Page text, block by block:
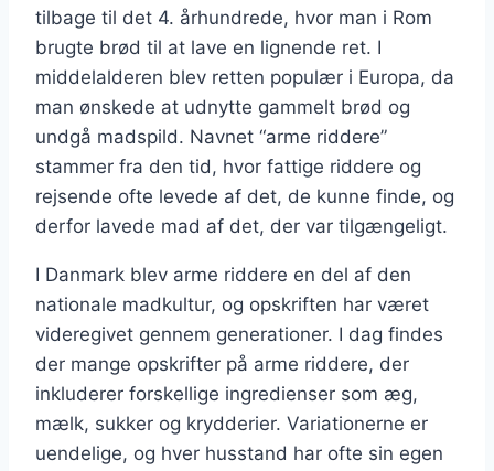
tilbage til det 4. århundrede, hvor man i Rom
brugte brød til at lave en lignende ret. I
middelalderen blev retten populær i Europa, da
man ønskede at udnytte gammelt brød og
undgå madspild. Navnet “arme riddere”
stammer fra den tid, hvor fattige riddere og
rejsende ofte levede af det, de kunne finde, og
derfor lavede mad af det, der var tilgængeligt.
I Danmark blev arme riddere en del af den
nationale madkultur, og opskriften har været
videregivet gennem generationer. I dag findes
der mange opskrifter på arme riddere, der
inkluderer forskellige ingredienser som æg,
mælk, sukker og krydderier. Variationerne er
uendelige, og hver husstand har ofte sin egen